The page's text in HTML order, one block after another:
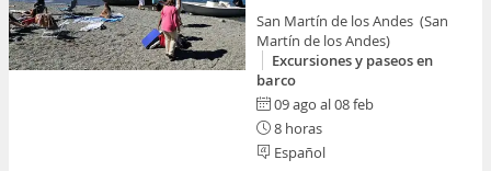
San Martín de los Andes (San
Martín de los Andes)
Excursiones y paseos en
barco
09 ago al 08 feb
8 horas
Español